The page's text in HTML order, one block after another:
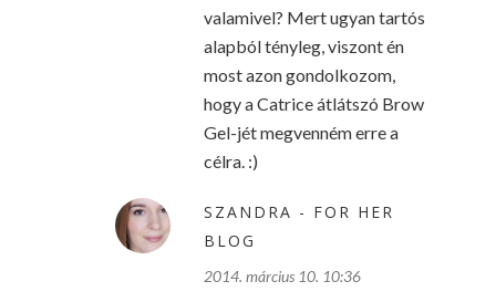
valamivel? Mert ugyan tartós
alapból tényleg, viszont én
most azon gondolkozom,
hogy a Catrice átlátszó Brow
Gel-jét megvenném erre a
célra. :)
SZANDRA - FOR HER
BLOG
2014. március 10. 10:36